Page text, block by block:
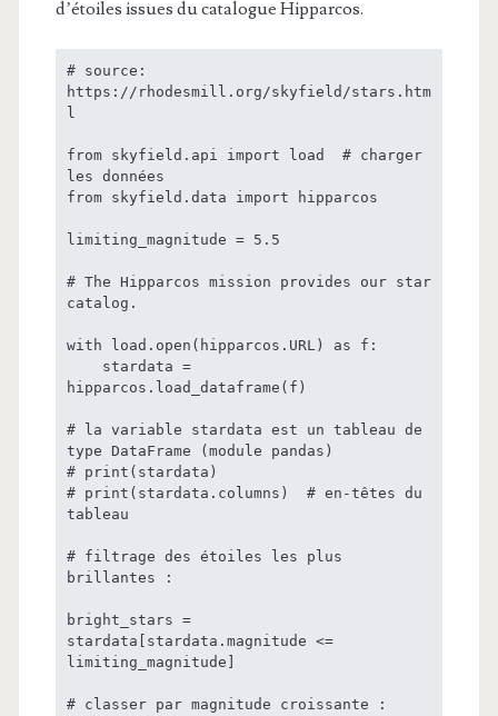
d’étoiles issues du catalogue Hipparcos.
# source:
https://rhodesmill.org/skyfield/stars.htm
l
from skyfield.api import load  # charger
les données
from skyfield.data import hipparcos
limiting_magnitude = 5.5
# The Hipparcos mission provides our star
catalog.
with load.open(hipparcos.URL) as f:
hipparcos.load_dataframe(f)
# la variable stardata est un tableau de
type DataFrame (module pandas)
# print(stardata)
# print(stardata.columns)  # en-têtes du
tableau
# filtrage des étoiles les plus
brillantes :
bright_stars =
stardata[stardata.magnitude <=
limiting_magnitude]
# classer par magnitude croissante :